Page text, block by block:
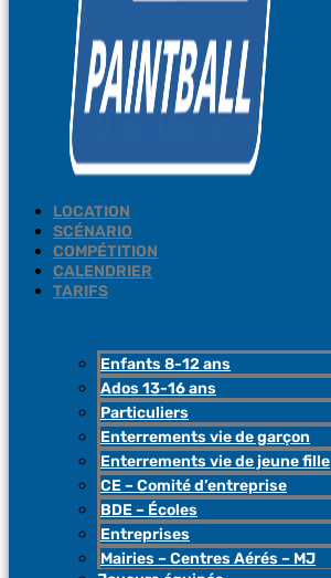
LOCATION
SCÉNARIO
COMPÉTITION
CALENDRIER
TARIFS
Enfants 8-12 ans
Ados 13-16 ans
Particuliers
Enterrements vie de garçon
Enterrements vie de jeune fille
CE – Comité d’entreprise
BDE – Écoles
Entreprises
Mairies – Centres Aérés – MJ